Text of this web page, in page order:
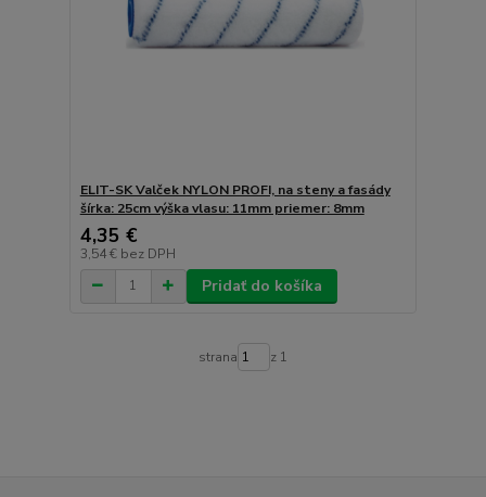
ELIT-SK Valček NYLON PROFI, na steny a fasády
šírka: 25cm výška vlasu: 11mm priemer: 8mm
4,35 €
3,54 € bez DPH
Pridať do košíka
strana z 1